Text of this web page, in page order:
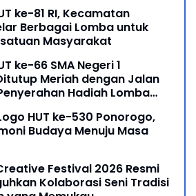
ke-81 RI, Kecamatan
Berbagai Lomba untuk
Masyarakat
ke-66 SMA Negeri 1
Meriah dengan Jalan
Hadiah Lomba
HUT ke-530 Ponorogo,
Budaya Menuju Masa
Festival 2026 Resmi
Kolaborasi Seni Tradisi